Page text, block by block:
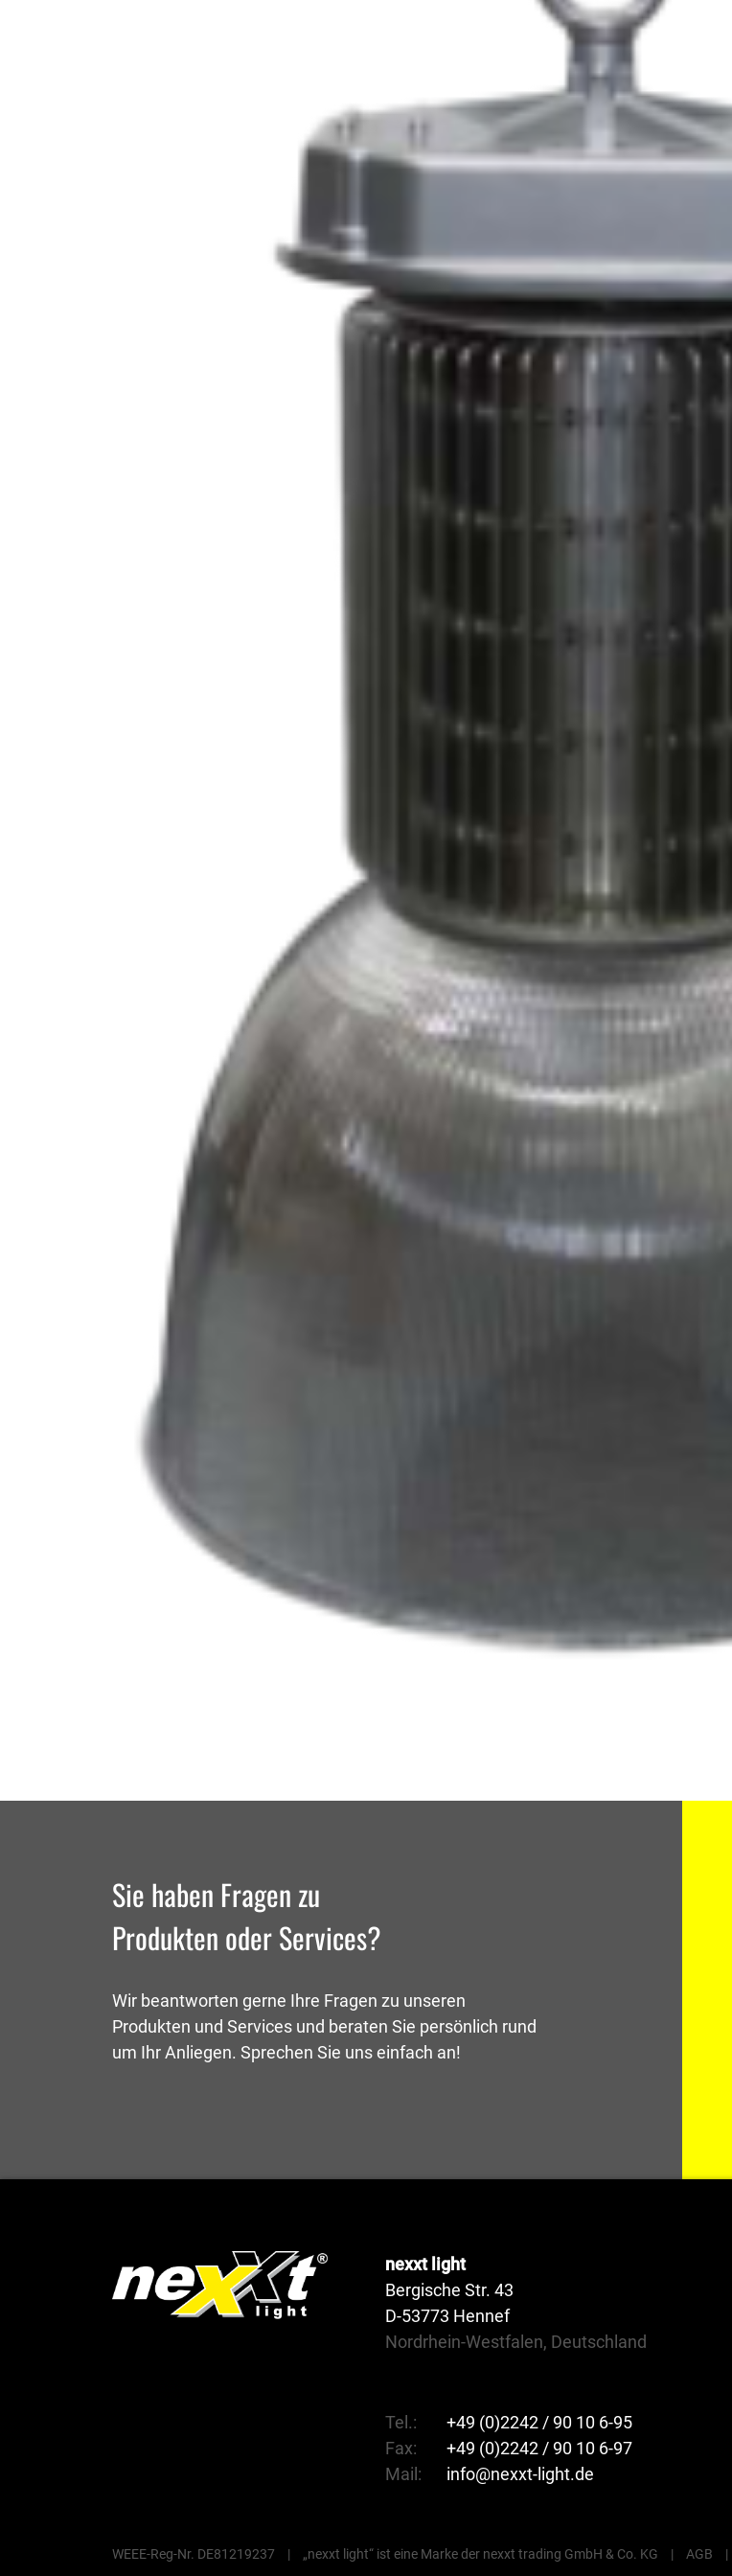
Sie haben Fragen zu
Produkten oder Services?
Wir beantworten gerne Ihre Fragen zu unseren
Produkten und Services und beraten Sie persönlich rund
um Ihr Anliegen. Sprechen Sie uns einfach an!
nexxt light
Bergische Str. 43
D-53773 Hennef
Nordrhein-Westfalen, Deutschland
Tel.:
+49 (0)2242 / 90 10 6-95
Fax:
+49 (0)2242 / 90 10 6-97
Mail:
info@nexxt-light.de
WEEE-Reg-Nr. DE81219237 | „nexxt light“ ist eine Marke der nexxt trading GmbH & Co. KG | AGB |